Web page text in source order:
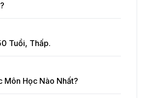
Tuổi, Thấp.
Môn Học Nào Nhất?